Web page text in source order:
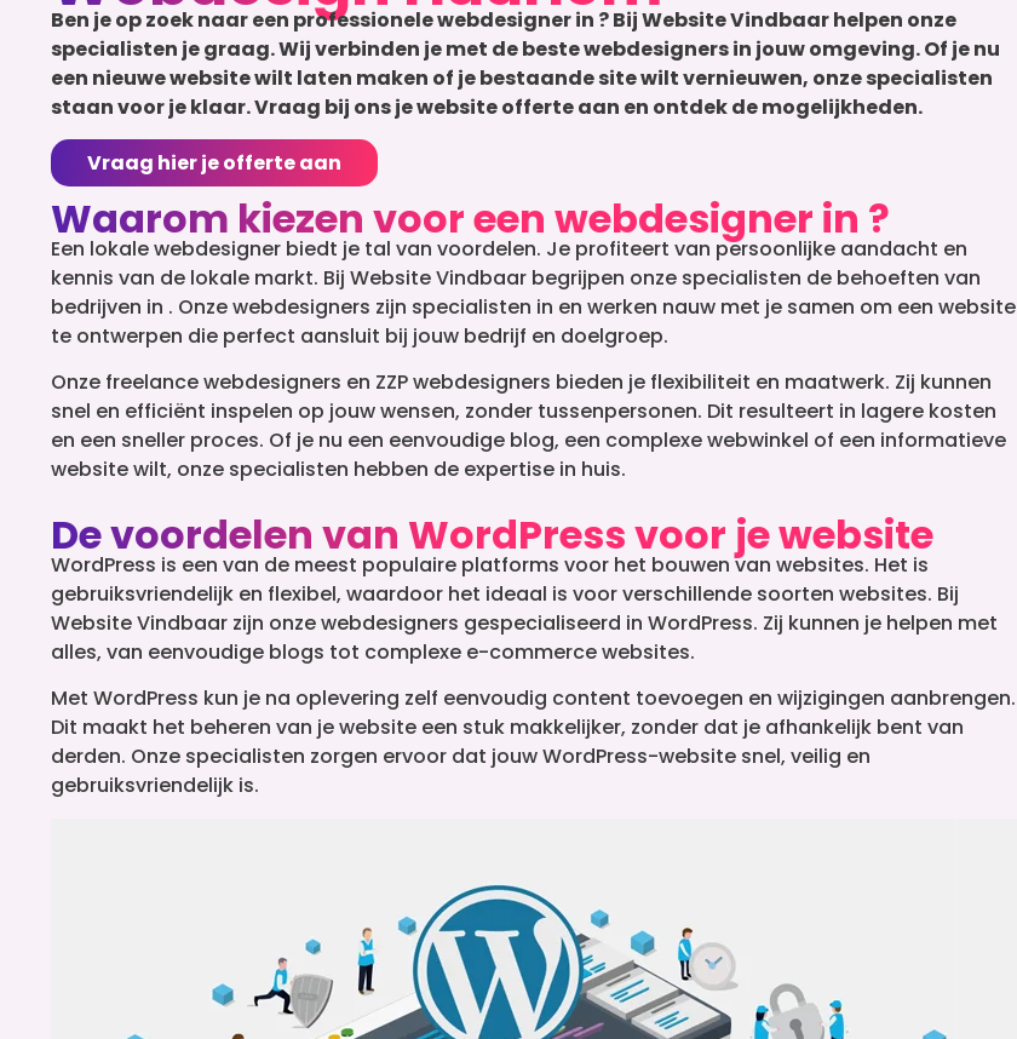
Ben je op zoek naar een professionele webdesigner in ? Bij Website Vindbaar helpen onze
specialisten je graag. Wij verbinden je met de beste webdesigners in jouw omgeving. Of je nu
een nieuwe website wilt laten maken of je bestaande site wilt vernieuwen, onze specialisten
staan voor je klaar. Vraag bij ons je website offerte aan en ontdek de mogelijkheden.
Vraag hier je offerte aan
Waarom kiezen voor een webdesigner in ?
Een lokale webdesigner biedt je tal van voordelen. Je profiteert van persoonlijke aandacht en
kennis van de lokale markt. Bij Website Vindbaar begrijpen onze specialisten de behoeften van
bedrijven in . Onze webdesigners zijn specialisten in en werken nauw met je samen om een website
te ontwerpen die perfect aansluit bij jouw bedrijf en doelgroep.
Onze freelance webdesigners en ZZP webdesigners bieden je flexibiliteit en maatwerk. Zij kunnen
snel en efficiënt inspelen op jouw wensen, zonder tussenpersonen. Dit resulteert in lagere kosten
en een sneller proces. Of je nu een eenvoudige blog, een complexe webwinkel of een informatieve
website wilt, onze specialisten hebben de expertise in huis.
De voordelen van WordPress voor je website
WordPress is een van de meest populaire platforms voor het bouwen van websites. Het is
gebruiksvriendelijk en flexibel, waardoor het ideaal is voor verschillende soorten websites. Bij
Website Vindbaar zijn onze webdesigners gespecialiseerd in WordPress. Zij kunnen je helpen met
alles, van eenvoudige blogs tot complexe e-commerce websites.
Met WordPress kun je na oplevering zelf eenvoudig content toevoegen en wijzigingen aanbrengen.
Dit maakt het beheren van je website een stuk makkelijker, zonder dat je afhankelijk bent van
derden. Onze specialisten zorgen ervoor dat jouw WordPress-website snel, veilig en
gebruiksvriendelijk is.